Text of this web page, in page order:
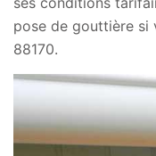
pose de gouttière si
88170.